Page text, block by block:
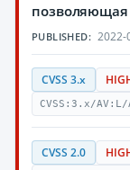
PUBLISHED: 2022-
CVSS 3.x
CVSS:3.x/
CVSS 2.0